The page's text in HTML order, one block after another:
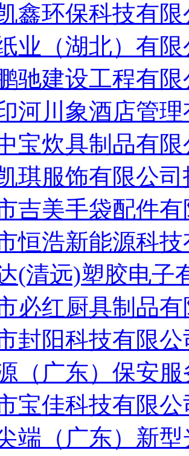
鑫环保科技有
业（湖北）有
驰建设工程有
河川象酒店管
宝炊具制品有
琪服饰有限公
吉美手袋配件
恒浩新能源科
(清远)塑胶电子
必红厨具制品
封阳科技有限
（广东）保安
宝佳科技有限
端（广东）新